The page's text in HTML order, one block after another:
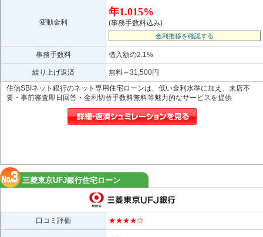
変動金利
年1.015%
(事務手数料込み)
金利推移を確認する
事務手数料 借入額の2.1%
繰り上げ返済
無料～31,500円
住信SBIネット銀行のネット専用住宅ローンは、低い金利水準に加え、来店不
要・事前審査即日回答・金利切替手数料無料等魅力的なサービスを提供
三菱東京UFJ銀行住宅ローン
口コミ評価 ★★★★☆